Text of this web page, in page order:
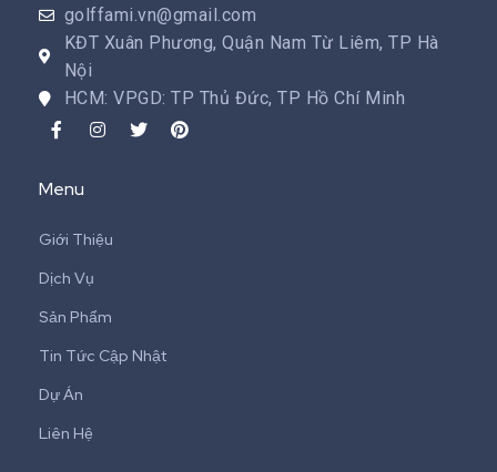
golffami.vn@gmail.com
KĐT Xuân Phương, Quận Nam Từ Liêm, TP Hà
Nội
HCM: VPGD: TP Thủ Đức, TP Hồ Chí Minh
Menu
Giới Thiệu
Dịch Vụ
Sản Phẩm
Tin Tức Cập Nhật
Dự Án
Liên Hệ